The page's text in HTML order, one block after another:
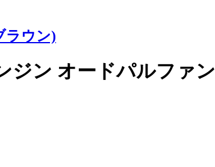
ラウン)
ジン オードパルファン